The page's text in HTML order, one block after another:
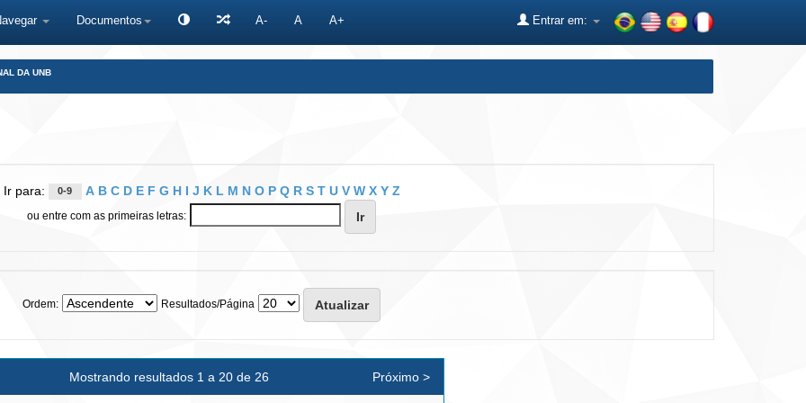
Documentos A- A A+ Entrar em:
DA UNB
Ir para: 0-9 A B C D E F G H I J K L M N O P Q R S T U V W X Y Z
ou entre com as primeiras letras:
Ordem: Resultados/Página
Mostrando resultados 1 a 20 de 26 Próximo >